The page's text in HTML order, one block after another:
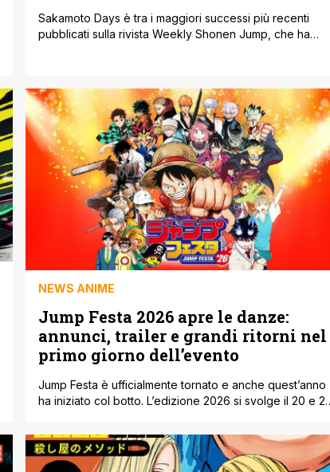
Sakamoto Days è tra i maggiori successi più recenti
pubblicati sulla rivista Weekly Shonen Jump, che ha
pensione, Taro Sakamoto, un tempo considerato come
il più grande sicario di tutti i tempi. La [']
NEWS ANIME
Jump Festa 2026 apre le danze:
annunci, trailer e grandi ritorni nel
primo giorno dell’evento
Jump Festa è ufficialmente tornato e anche quest’anno
ha iniziato col botto. L’edizione 2026 si svolge il 20 e 21
giorno, è stato chiaro che ci aspetta un weekend
densissimo di annunci per chi segue manga e anime
legati all’universo Jump. L’evento si articola su [']